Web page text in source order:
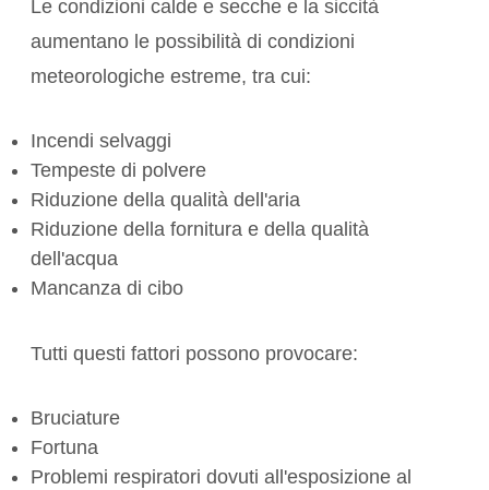
Le condizioni calde e secche e la siccità
aumentano le possibilità di condizioni
meteorologiche estreme, tra cui:
Incendi selvaggi
Tempeste di polvere
Riduzione della qualità dell'aria
Riduzione della fornitura e della qualità
dell'acqua
Mancanza di cibo
Tutti questi fattori possono provocare:
Bruciature
Fortuna
Problemi respiratori dovuti all'esposizione al